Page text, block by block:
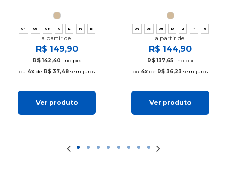
04 06 08 10 12 14 16
a partir de
R$ 149,90
R$ 142,40
no pix
4xde R$ 37,48sem juros
Ver produto
04 06 08 10 12 14 16
a partir de
R$ 144,90
R$ 137,65
no pix
4x de R$ 36,23 sem juros
Ver produto